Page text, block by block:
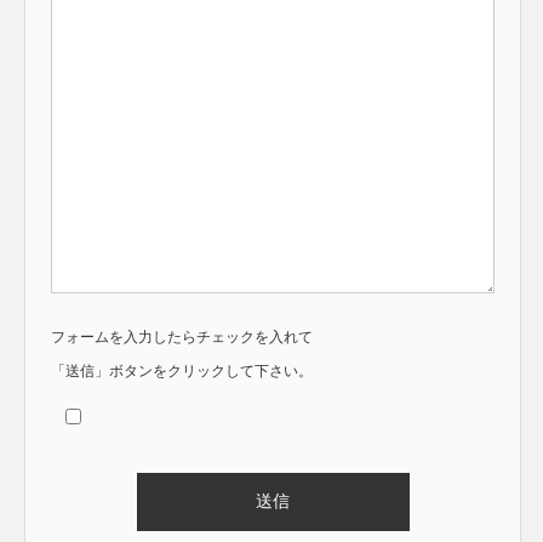
フォームを入力したらチェックを入れて
「送信」ボタンをクリックして下さい。